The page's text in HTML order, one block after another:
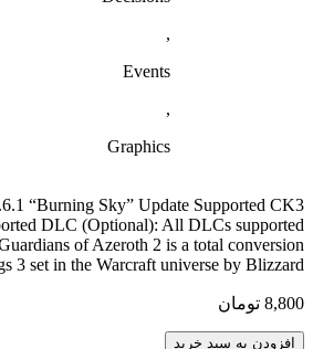
,
Events
,
Graphics
“Burning Sky” Update Supported CK3
DLC (Optional): All DLCs supported
of Azeroth 2 is a total conversion
3 set in the Warcraft universe by Blizzard
8,800 تومان
Warcraft:
افزودن به سبد خرید